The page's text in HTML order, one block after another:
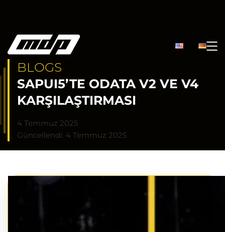
BLOGS
SAPUI5’TE ODATA V2 VE V4
KARŞILAŞTIRMASI
4 Temmuz 2025
Güncellendi: 4 Temmuz 2025